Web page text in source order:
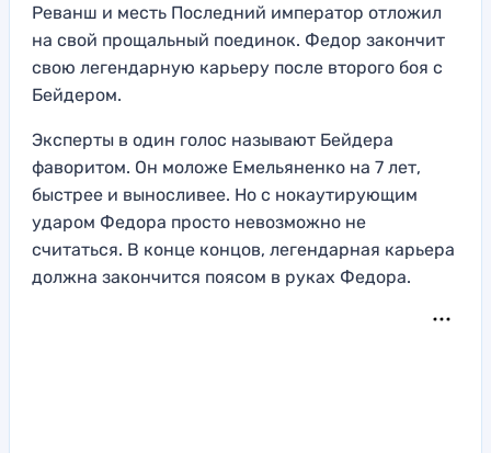
Реванш и месть Последний император отложил
на свой прощальный поединок. Федор закончит
свою легендарную карьеру после второго боя с
Бейдером.
Эксперты в один голос называют Бейдера
фаворитом. Он моложе Емельяненко на 7 лет,
быстрее и выносливее. Но с нокаутирующим
ударом Федора просто невозможно не
считаться. В конце концов, легендарная карьера
должна закончится поясом в руках Федора.